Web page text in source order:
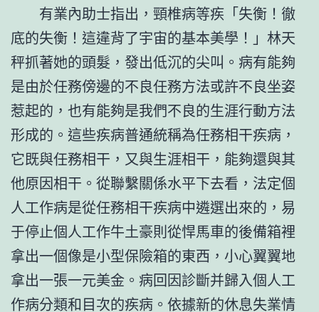
有業內助士指出，頸椎病等疾「失衡！徹
底的失衡！這違背了宇宙的基本美學！」林天
秤抓著她的頭髮，發出低沉的尖叫。病有能夠
是由於任務傍邊的不良任務方法或許不良坐姿
惹起的，也有能夠是我們不良的生涯行動方法
形成的。這些疾病普通統稱為任務相干疾病，
它既與任務相干，又與生涯相干，能夠還與其
他原因相干。從聯繫關係水平下去看，法定個
人工作病是從任務相干疾病中遴選出來的，易
于停止個人工作牛土豪則從悍馬車的後備箱裡
拿出一個像是小型保險箱的東西，小心翼翼地
拿出一張一元美金。病回因診斷并歸入個人工
作病分類和目次的疾病。依據新的休息失業情